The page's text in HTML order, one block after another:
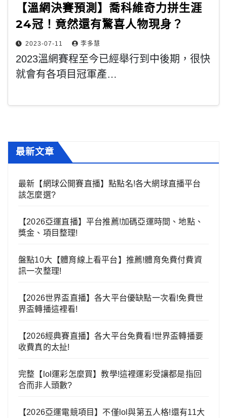
【溫網決賽預測】喬科維奇力拼生涯
24冠！竟然還有驚喜人物現身？
2023-07-11 李多慧
2023溫網賽程至今已經舉行到中後期，很快
就會有各項目冠軍產…
最新文章
最新【網球公開賽直播】點點名!各大網球直播平台
該怎麼選?
【2026亞運直播】平台推薦!加碼亞運時間、地點、
獎金、項目整理!
盤點10大【體育線上看平台】推薦!體育免費付費資
訊一次整理!
【2026世界盃直播】各大平台優缺點一次看!免費世
界盃轉播這裡看!
【2026經典賽直播】各大平台免費看!世界盃轉播要
收費真的太扯!
完整【lol運彩怎麼買】教學!這裡運彩受讓都是指回
合而非人頭數?
【2026亞運電競項目】不僅lol與第五人格!還有11大